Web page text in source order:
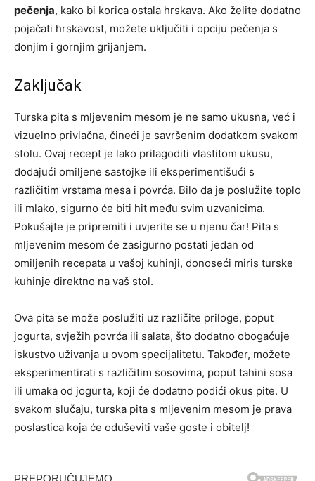
pečenja, kako bi korica ostala hrskava. Ako želite dodatno
pojačati hrskavost, možete uključiti i opciju pečenja s
donjim i gornjim grijanjem.
Zaključak
Turska pita s mljevenim mesom je ne samo ukusna, već i
vizuelno privlačna, čineći je savršenim dodatkom svakom
stolu. Ovaj recept je lako prilagoditi vlastitom ukusu,
dodajući omiljene sastojke ili eksperimentišući s
različitim vrstama mesa i povrća. Bilo da je poslužite toplo
ili mlako, sigurno će biti hit među svim uzvanicima.
Pokušajte je pripremiti i uvjerite se u njenu čar! Pita s
mljevenim mesom će zasigurno postati jedan od
omiljenih recepata u vašoj kuhinji, donoseći miris turske
kuhinje direktno na vaš stol.
Ova pita se može poslužiti uz različite priloge, poput
jogurta, svježih povrća ili salata, što dodatno obogaćuje
iskustvo uživanja u ovom specijalitetu. Također, možete
eksperimentirati s različitim sosovima, poput tahini sosa
ili umaka od jogurta, koji će dodatno podići okus pite. U
svakom slučaju, turska pita s mljevenim mesom je prava
poslastica koja će oduševiti vaše goste i obitelj!